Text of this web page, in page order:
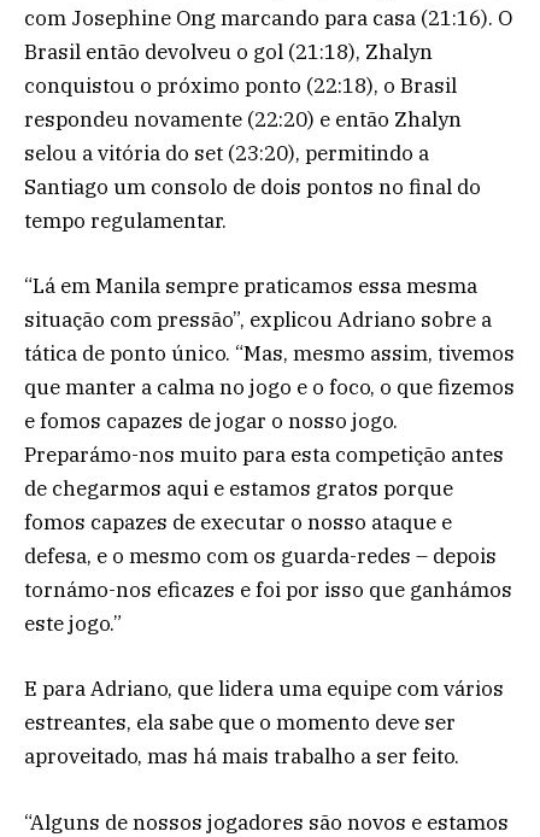
com Josephine Ong marcando para casa (21:16). O
Brasil então devolveu o gol (21:18), Zhalyn
conquistou o próximo ponto (22:18), o Brasil
respondeu novamente (22:20) e então Zhalyn
selou a vitória do set (23:20), permitindo a
Santiago um consolo de dois pontos no final do
tempo regulamentar.
“Lá em Manila sempre praticamos essa mesma
situação com pressão”, explicou Adriano sobre a
tática de ponto único. “Mas, mesmo assim, tivemos
que manter a calma no jogo e o foco, o que fizemos
e fomos capazes de jogar o nosso jogo.
Preparámo-nos muito para esta competição antes
de chegarmos aqui e estamos gratos porque
fomos capazes de executar o nosso ataque e
defesa, e o mesmo com os guarda-redes – depois
tornámo-nos eficazes e foi por isso que ganhámos
este jogo.”
E para Adriano, que lidera uma equipe com vários
estreantes, ela sabe que o momento deve ser
aproveitado, mas há mais trabalho a ser feito.
“Alguns de nossos jogadores são novos e estamos